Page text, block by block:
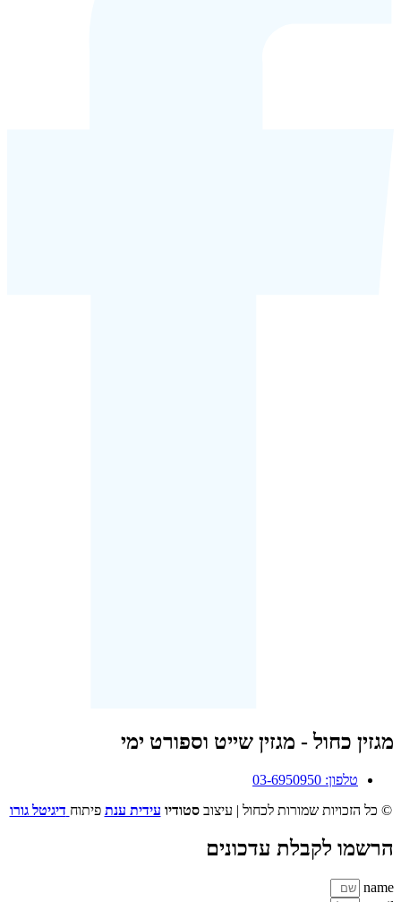
מגזין כחול - מגזין שייט וספורט ימי
טלפון: 03-6950950
© כל הזכויות שמורות לכחול | עיצובסטודיו עידית ענת פיתוח דיגיטל גורו
הרשמו לקבלת עדכונים
name